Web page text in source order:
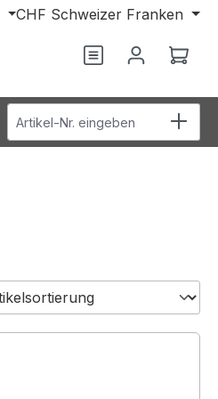
CHF Schweizer Franken
Artikel-Nr. eingeben